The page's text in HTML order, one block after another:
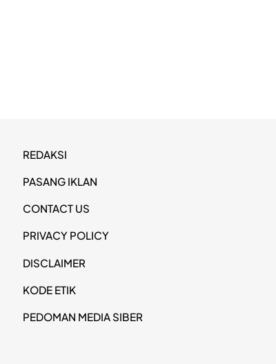
REDAKSI
PASANG IKLAN
CONTACT US
PRIVACY POLICY
DISCLAIMER
KODE ETIK
PEDOMAN MEDIA SIBER